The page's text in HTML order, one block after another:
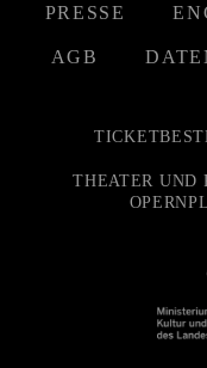
PRESSE
AGB
THEATER UND